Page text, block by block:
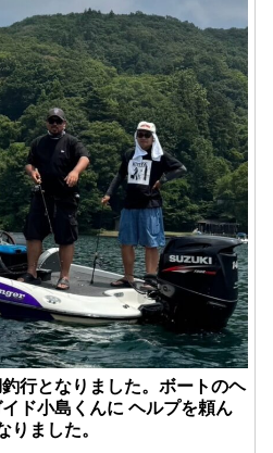
行となりました。ボートのヘ
ド小島くんに ヘルプを頼ん
りました。